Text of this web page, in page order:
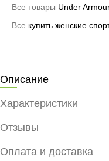
Все товары Under
Все купить женские
Описание
Характеристики
Отзывы
Оплата и доставка